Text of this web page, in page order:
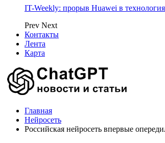
IT-Weekly: прорыв Huawei в
Prev Next
Контакты
Лента
Карта
Главная
Нейросеть
Российская нейросеть впервые